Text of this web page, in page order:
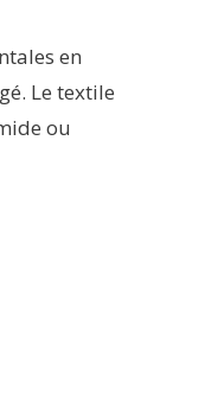
en
Le textile
ou